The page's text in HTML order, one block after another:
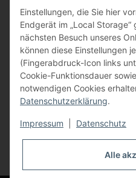
84072 Au i.d. Hallertau
info@bauer-tore.de
Vertrag widerrufen
* Alle Preise inkl. gesetzlicher USt., zzgl.
Einstellungen, die Sie hier
Endgerät im „Local
nächsten Besuch unseres
können diese Einstellungen
(Fingerabdruck-Icon links
Cookie-Funktionsdauer
notwendigen Cookies
Datenschutzerklärung.
Impressum Datenschutz
Alle